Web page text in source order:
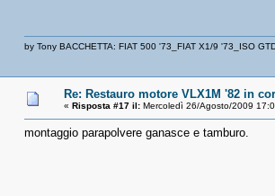
by Tony BACCHETTA: FIAT 500 '73_FIAT X1/9 '73_ISO
Re: Restauro motore VLX1M '82 in
« Risposta #17 il: Mercoledì 26/Agosto/2009
montaggio parapolvere ganasce e tamburo.